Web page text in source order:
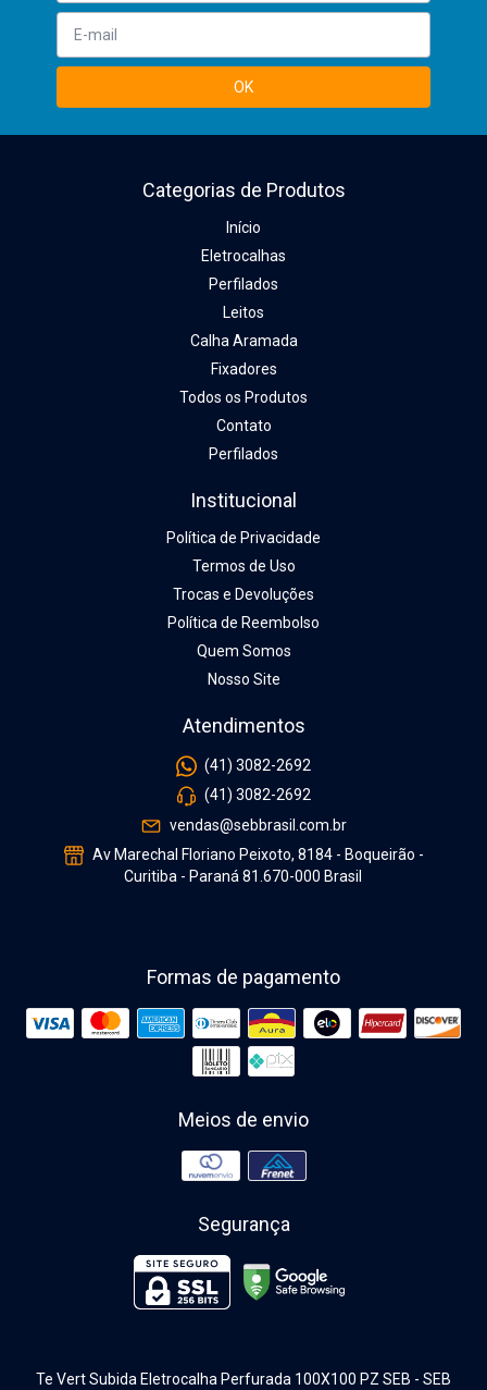
Categorias de Produtos
Início
Eletrocalhas
Perfilados
Leitos
Calha Aramada
Fixadores
Todos os Produtos
Contato
Perfilados
Institucional
Política de Privacidade
Termos de Uso
Trocas e Devoluções
Política de Reembolso
Quem Somos
Nosso Site
Atendimentos
(41) 3082-2692
(41) 3082-2692
vendas@sebbrasil.com.br
Av Marechal Floriano Peixoto, 8184 - Boqueirão -
Curitiba - Paraná 81.670-000 Brasil
Formas de pagamento
Meios de envio
Segurança
Te Vert Subida Eletrocalha Perfurada 100X100 PZ SEB - SEB